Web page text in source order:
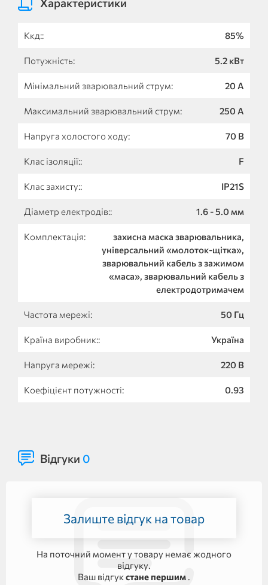
Ккд:: 85%
Потужність: 5.2 кВт
Мінімальний зварювальний струм: 20 А
Максимальний зварювальний струм: 250 A
Напруга холостого ходу: 70 В
Клас ізоляції:: F
Клас захисту:: IP21S
Діаметр електродів:: 1.6 - 5.0 мм
Комплектація:
захисна маска зварювальника,
універсальний «молоток-щітка»,
зварювальний кабель з зажимом
«маса», зварювальний кабель з
електродотримачем
Частота мережі: 50 Гц
Країна виробник:: Україна
Напруга мережі: 220 В
Коефіцієнт потужності: 0.93
Відгуки 0
Залиште відгук на товар
На поточний момент у товару немає жодного
відгуку.
Ваш відгук стане першим .